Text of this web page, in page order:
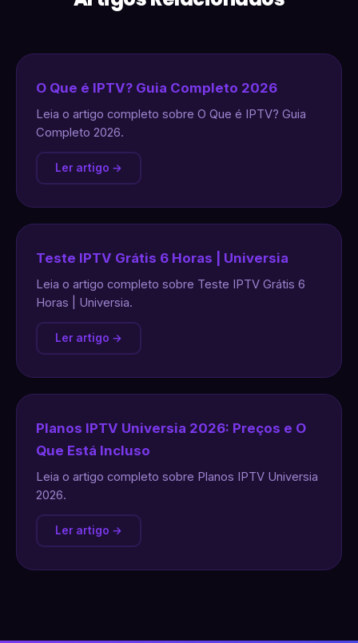
O Que é IPTV? Guia Completo 2026
Leia o artigo completo sobre O Que é IPTV? Guia
Completo 2026.
Ler artigo →
Teste IPTV Grátis 6 Horas | Universia
Leia o artigo completo sobre Teste IPTV Grátis 6
Horas | Universia.
Ler artigo →
Planos IPTV Universia 2026: Preços e O
Que Está Incluso
Leia o artigo completo sobre Planos IPTV Universia
2026.
Ler artigo →